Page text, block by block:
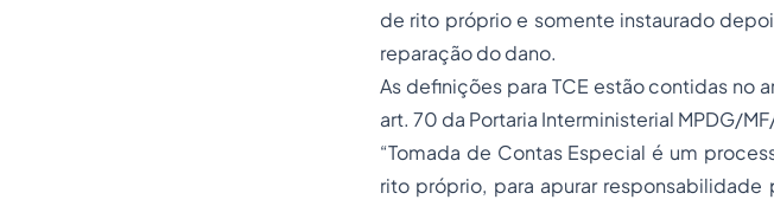
de rito próprio e somente instaurado
reparação do dano.
As definições para TCE estão contidas no
art. 70 da Portaria Interministerial MPDG/
“Tomada de Contas Especial é um
rito próprio, para apurar